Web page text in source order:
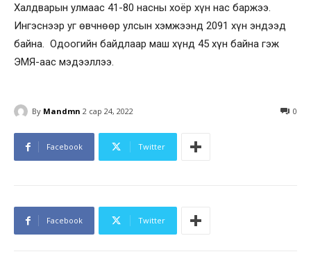
Халдварын улмаас 41-80 насны хоёр хүн нас баржээ.
Ингэснээр уг өвчнөөр улсын хэмжээнд 2091 хүн эндээд
байна. Одоогийн байдлаар маш хүнд 45 хүн байна гэж
ЭМЯ-аас мэдээллээ.
By Mandmn 2 сар 24, 2022 0
Facebook Twitter
Facebook Twitter